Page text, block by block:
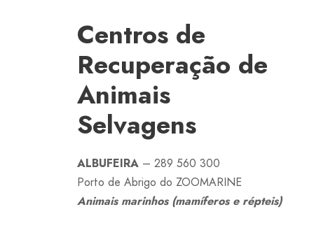
Centros de
Recuperação de
Animais
Selvagens
ALBUFEIRA – 289 560 300
Porto de Abrigo do ZOOMARINE
Animais marinhos (mamíferos e répteis)